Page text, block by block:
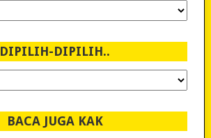
DIPILIH-DIPILIH..
BACA JUGA KAK